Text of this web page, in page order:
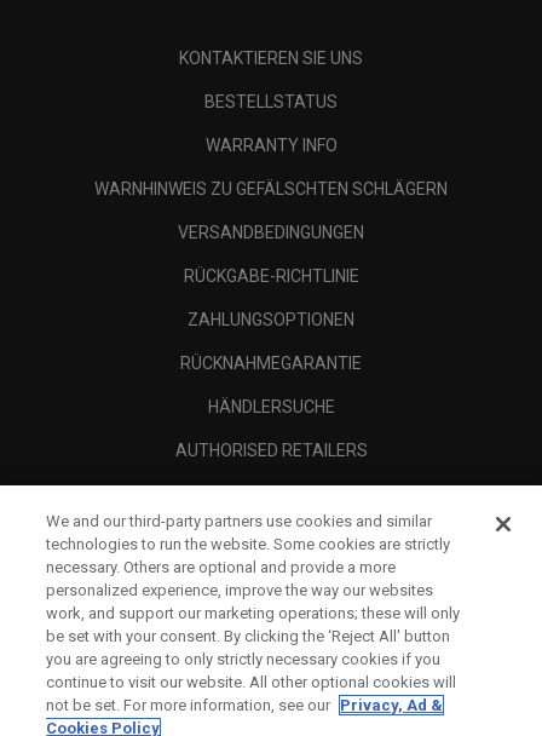
KONTAKTIEREN SIE UNS
BESTELLSTATUS
WARRANTY INFO
WARNHINWEIS ZU GEFÄLSCHTEN SCHLÄGERN
VERSANDBEDINGUNGEN
RÜCKGABE-RICHTLINIE
ZAHLUNGSOPTIONEN
RÜCKNAHMEGARANTIE
HÄNDLERSUCHE
AUTHORISED RETAILERS
UNTERNEHMENSPROFIL
RECHTLICHES-
We and our third-party partners use cookies and similar
technologies to run the website. Some cookies are strictly
necessary. Others are optional and provide a more
personalized experience, improve the way our websites
work, and support our marketing operations; these will only
be set with your consent. By clicking the ‘Reject All' button
you are agreeing to only strictly necessary cookies if you
continue to visit our website. All other optional cookies will
not be set. For more information, see our Privacy, Ad &
Cookies Policy